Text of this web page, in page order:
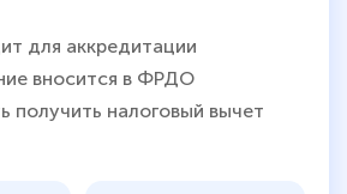
для аккредитации
вносится в ФРДО
получить налоговый вычет